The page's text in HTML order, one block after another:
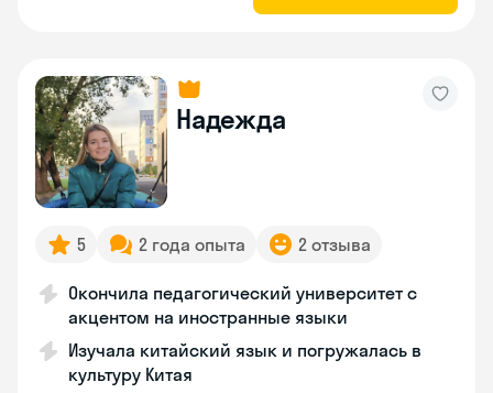
Надежда
5 2 года опыта 2 отзыва
Окончила педагогический университет с
акцентом на иностранные языки
Изучала китайский язык и погружалась в
культуру Китая